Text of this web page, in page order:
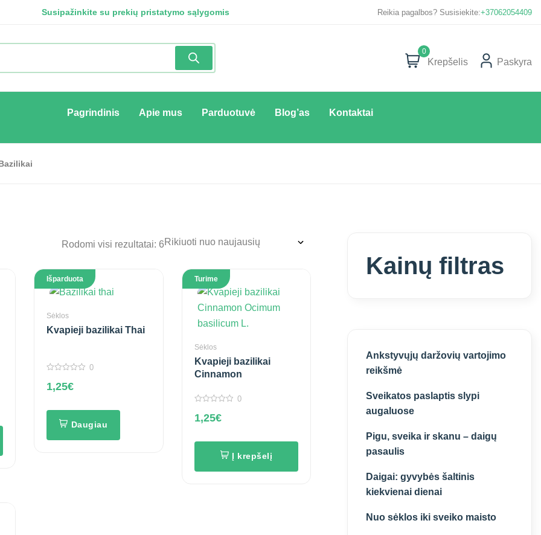
Susipažinkite su prekių pristatymo sąlygomis Susipažinkite su privatumo politika
Reikia pagalbos? Susisiekite:+37062054409
0
Krepšelis Paskyra
Pagrindinis Apie mus Parduotuvė Blog’as Kontaktai
Rodomi visi rezultatai: 6
Išparduota
Sėklos
Kvapieji bazilikai Thai
out
of
0
1,25€
Daugiau
Turime
Sėklos
Kvapieji bazilikai
Cinnamon
out
of
0
1,25€
Į krepšelį
Kainų filtras
Ankstyvųjų daržovių vartojimo
reikšmė
Sveikatos paslaptis slypi
augaluose
Pigu, sveika ir skanu – daigų
pasaulis
Daigai: gyvybės šaltinis
kiekvienai dienai
Nuo sėklos iki sveiko maisto